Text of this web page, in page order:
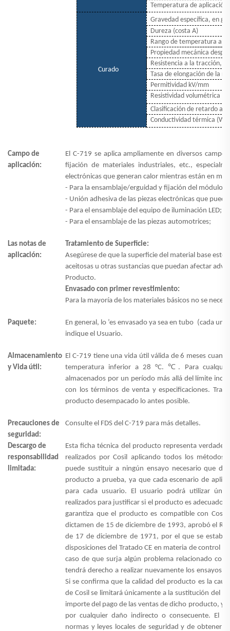
Temperatura de aplicación
Curado
Gravedad específica, en g/
Dureza (costa A)
Rango de temperatura
Propiedad mecánica
Resistencia a la tracción,
Tasa de elongación de la
Permitividad kV/mm
Resistividad volumétrica (
Clasificación de retardo a
Conductividad térmica (W/
Campo de
aplicación:
El C-719 se aplica ampliamente en diversos
fijación de materiales industriales, etc.,
electrónicas que generan calor mientras están en
- Para la ensamblaje/erguidad y fijación del módulo
- Unión adhesiva de las piezas electrónicas que
- Para el ensamblaje del equipo de iluminación LED;
- Para el ensamblaje de las piezas automotrices;
Las notas de
aplicación:
Tratamiento de Superficie:
Asegúrese de que la superficie del material base esté
aceitosas u otras sustancias que puedan afectar
Producto.
Envasado con primer revestimiento:
Para la mayoría de los materiales básicos no se
Paquete: En general, lo ’es envasado ya sea en tubo (cada uno
indique el Usuario.
Almacenamiento
y Vida útil:
El C-719 tiene una vida útil válida de 6 meses
temperatura inferior a 28 °C. ℃ . Para
almacenados por un período más allá del límite
con los términos de venta y especificaciones.
producto desempacado lo antes posible.
Precauciones de
seguridad:
Consulte el FDS del C-719 para más detalles.
Descargo de
responsabilidad
limitada:
Esta ficha técnica del producto representa
realizados por Cosil aplicando todos los métodos
puede sustituir a ningún ensayo necesario que
producto a prueba, ya que cada escenario de
para cada usuario. El usuario podrá utilizar
realizados para justificar si el producto es adecuado
garantiza que el producto es compatible con
dictamen de 15 de diciembre de 1993, aprobó el
de 17 de diciembre de 1971, por el que se
disposiciones del Tratado CE en materia de control
caso de que surja algún problema relacionado
tendrá derecho a realizar nuevamente los ensayos
Si se confirma que la calidad del producto es la
de Cosil se limitará únicamente a la sustitución del
importe del pago de las ventas de dicho producto, y
por cualquier daño indirecto o consecuente. El
normas y leyes locales de seguridad y de obtener